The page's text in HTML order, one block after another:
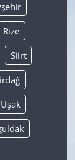
Rize
Siirt
Uşak